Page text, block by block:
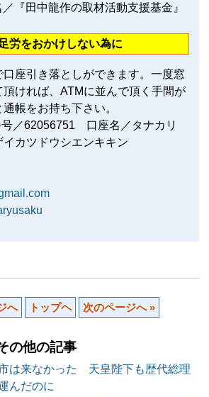
『田中龍作の取材活動支援基金』
労をおかけしない為に
座引き落としができます。一度窓
ければ、ATMに並んで頂く手間が
帳をお持ち下さい。
／62056751 口座名／タナカリ
イカツドウシエンキキン
へ トップヘ 次のページへ »
の他の記事
市は来なかった 天皇陛下も歴代総理
んだのに